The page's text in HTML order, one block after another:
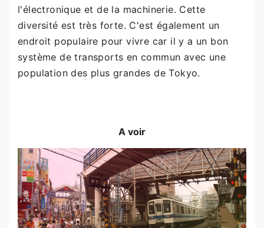
l'électronique et de la machinerie. Cette
diversité est très forte. C'est également un
endroit populaire pour vivre car il y a un bon
système de transports en commun avec une
population des plus grandes de Tokyo.
A voir